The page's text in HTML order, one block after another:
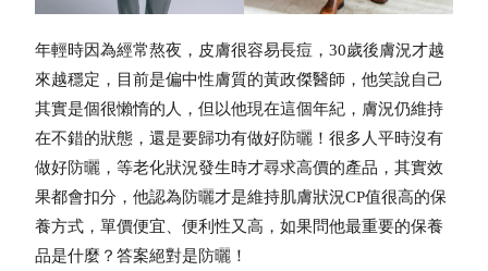
年輕時因為經常熬夜，皮膚很容易長痘，30歲後膚況才越
來越穩定，目前是偏中性膚質的黃政傑醫師，他笑說自己
其實是個很懶惰的人，但以他現在這個年紀，膚況仍維持
在不錯的狀態，還是要歸功有做好防曬 ！很多人平時沒有
做好防曬 ，等老化狀況發生時才尋求高價的產品，其實效
果都會扣分，他認為防曬才是維持肌膚狀況CP值很高的保
養方式，單價便宜、便利性又高，如果問他最重要的保養
品是什麼？答案絕對是防曬 ！